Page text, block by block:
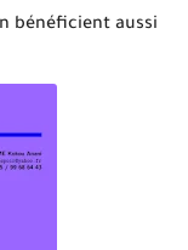
bénéficient aussi